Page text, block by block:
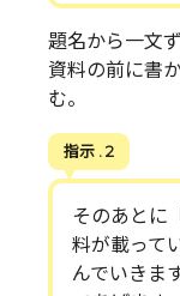
題名から一文
資料の前に書
む。
指示 . 2
そのあとに
料が載って
んでいきま